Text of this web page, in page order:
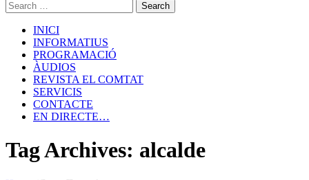
INICI
INFORMATIUS
PROGRAMACIÓ
ÀUDIOS
REVISTA EL COMTAT
SERVICIS
CONTACTE
EN DIRECTE…
Tag Archives: alcalde